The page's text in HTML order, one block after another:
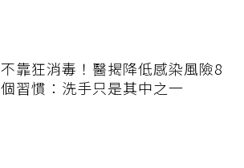
不靠狂消毒！醫揭降低感染風險8
個習慣：洗手只是其中之一